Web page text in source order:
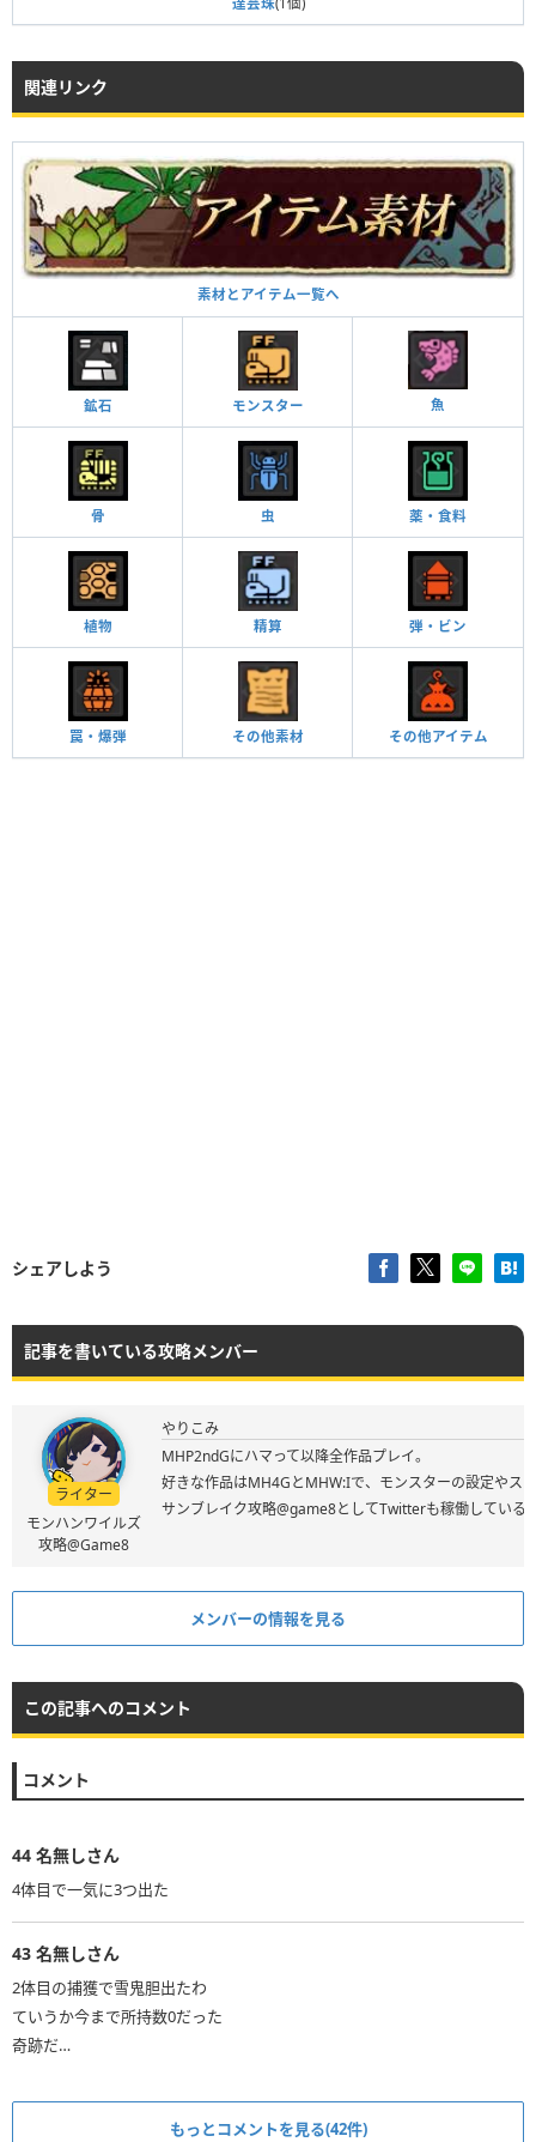
関連リンク
素材とアイテム一覧へ
鉱石 モンスター 魚
骨 虫 薬・食料
植物 精算 弾・ビン
罠・爆弾 その他素材 その他アイテム
シェアしよう
記事を書いている攻略メンバー
ライター
モンハンワイルズ
攻略@Game8
やりこみ
MHP2ndGにハマって以降全作品プレイ。
好きな作品はMH4GとMHW:Iで、モンスターの設定やス
サンブレイク攻略@game8としてTwitterも稼働している
メンバーの情報を見る
この記事へのコメント
コメント
44 名無しさん
4体目で一気に3つ出た
43 名無しさん
2体目の捕獲で雪鬼胆出たわ
ていうか今まで所持数0だった
もっとコメントを見る(42件)